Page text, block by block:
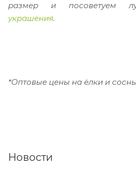
размер и посоветуем
украшения.
*Оптовые цены на ёлки и
Новости